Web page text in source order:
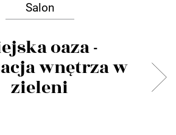
Salon
oaza -
wnętrza w
zieleni